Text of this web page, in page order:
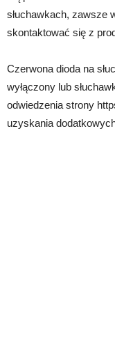
słuchawkach, zawsze
skontaktować się z
Czerwona dioda na
wyłączony lub
odwiedzenia strony
uzyskania